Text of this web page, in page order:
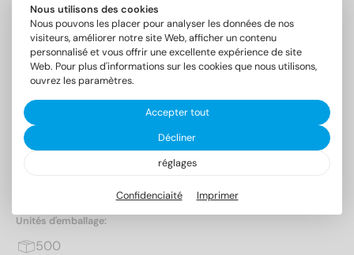
DIN 7 1.4305 2m6X20
Goupilles cylindriques forme A, tolérance m6
Unités d'emballage:
500
Nous utilisons des cookies
Nous pouvons les placer pour analyser les données de nos
visiteurs, améliorer notre site Web, afficher un contenu
personnalisé et vous offrir une excellente expérience de site
Web. Pour plus d'informations sur les cookies que nous utilisons,
ouvrez les paramètres.
Accepter tout
Décliner
réglages
Confidenciaité Imprimer